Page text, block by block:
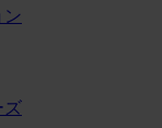
ン
ズ